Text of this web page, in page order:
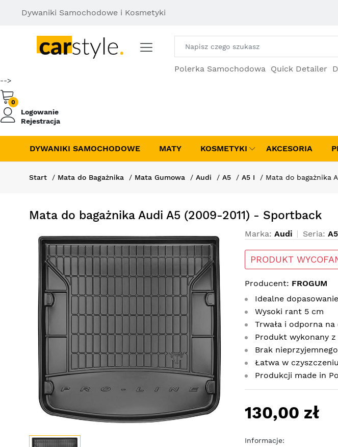
Dywaniki Samochodowe i Kosmetyki
Polerka Samochodowa Quick Detailer
-->
0
Logowanie
Rejestracja
DYWANIKI SAMOCHODOWE MATY KOSMETYKI AKCESORIA
Start Mata do Bagażnika Mata Gumowa Audi A5 A5 I Mata do bagażnika
Mata do bagażnika Audi A5 (2009-2011) - Sportback
Marka: Audi Seria: A5
PRODUKT
Producent: FROGUM
Idealne
Wysoki rant 5 cm
Trwała i odporna na
Produkt wykonany z
Brak
Łatwa w czyszczeniu
Produkcji made in
130,00 zł
Informacje: